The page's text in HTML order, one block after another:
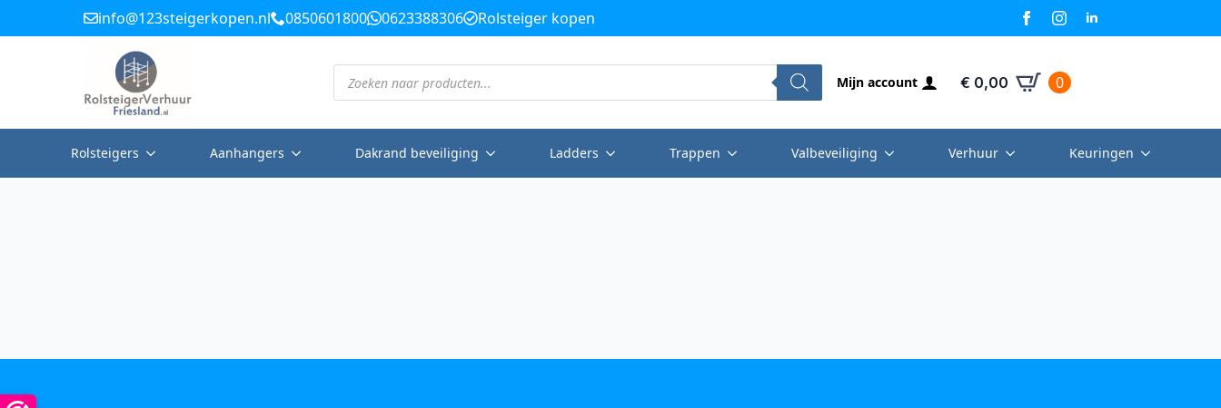
info@123steigerkopen.nl 0850601800 0623388306 Rolsteiger kopen
Producten
zoeken Mijn account € 0,00 0
Rolsteigers Aanhangers Dakrand beveiliging Ladders Trappen Valbeveiliging Verhuur Keuringen